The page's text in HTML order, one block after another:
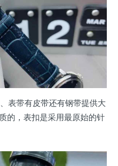
表带有皮带还有钢带提供大
的，表扣是采用最原始的针